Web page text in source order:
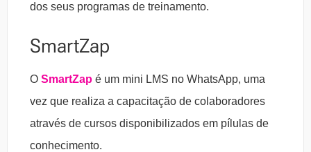
dos seus programas de treinamento.
SmartZap
O SmartZap é um mini LMS no WhatsApp, uma
vez que realiza a capacitação de colaboradores
através de cursos disponibilizados em pílulas de
conhecimento.